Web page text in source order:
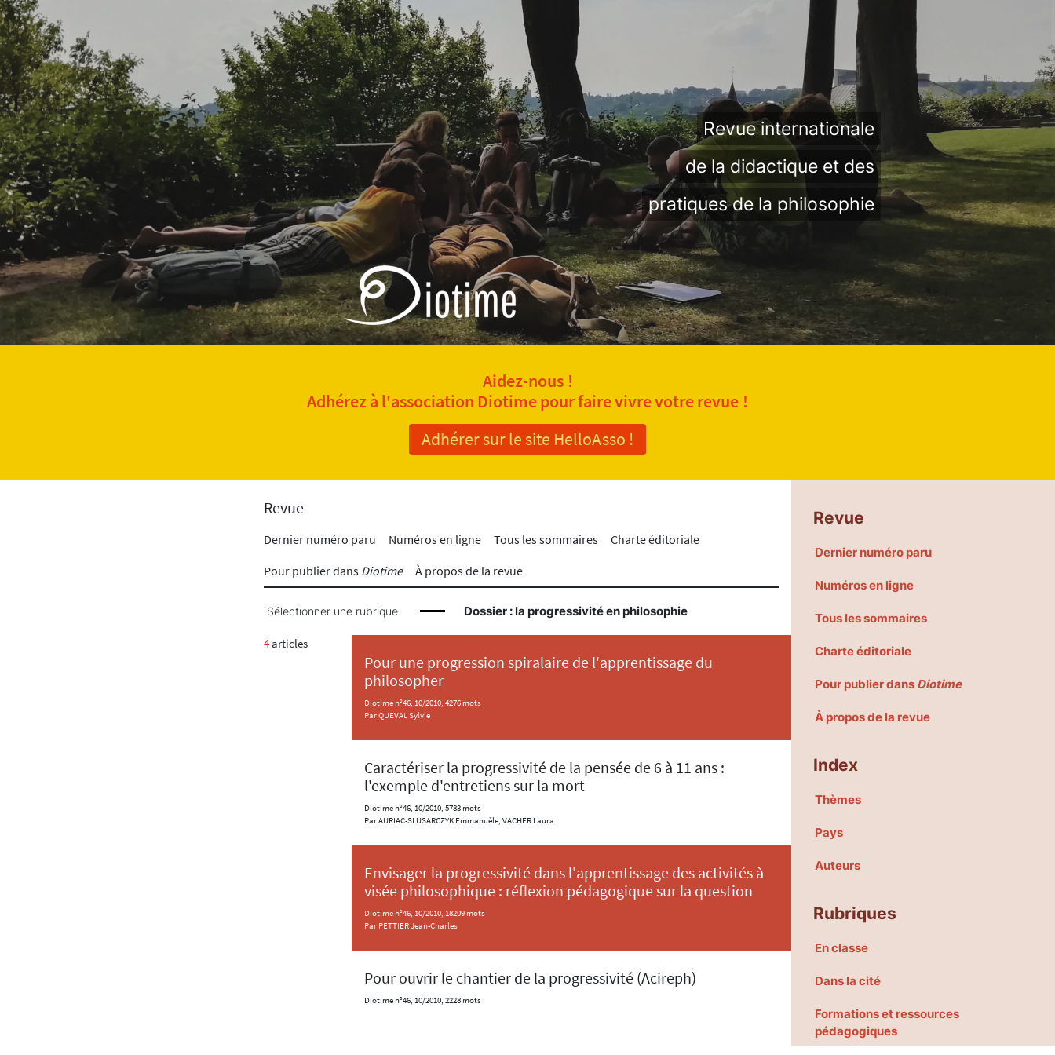
Revue internationale
de la didactique et des
pratiques de la philosophie
Aidez-nous !
Adhérez à l'association Diotime pour faire vivre votre revue !
Adhérer sur le site HelloAsso !
Revue
Dernier numéro paru Numéros en ligne Tous les sommaires
Charte éditoriale
Pour publier dans Diotime À propos de la revue
Sélectionner une rubrique Dossier : la progressivité en philosophie
4articles
Pour une progression spiralaire de l'apprentissage du
philosopher
Diotime n°46, 10/2010, 4276 mots
Par QUEVAL Sylvie
Caractériser la progressivité de la pensée de 6 à 11 ans :
l'exemple d'entretiens sur la mort
Diotime n°46, 10/2010, 5783 mots
Par AURIAC-SLUSARCZYK Emmanuèle, VACHER Laura
Envisager la progressivité dans l'apprentissage des activités à
visée philosophique : réflexion pédagogique sur la question
Diotime n°46, 10/2010, 18209 mots
Par PETTIER Jean-Charles
Pour ouvrir le chantier de la progressivité (Acireph)
Diotime n°46, 10/2010, 2228 mots
Revue
Dernier numéro paru
Numéros en ligne
Tous les sommaires
Charte éditoriale
Pour publier dans Diotime
À propos de la revue
Index
Thèmes
Pays
Auteurs
Rubriques
En classe
Dans la cité
Formations et ressources
pédagogiques